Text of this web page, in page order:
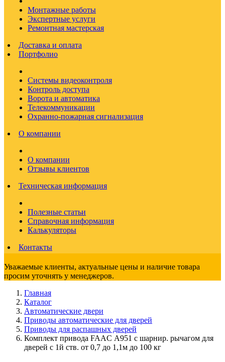
Монтажные работы
Экспертные услуги
Ремонтная мастерская
Доставка и оплата
Портфолио
Системы видеоконтроля
Контроль доступа
Ворота и автоматика
Телекоммуникации
Охранно-пожарная сигнализация
О компании
О компании
Отзывы клиентов
Техническая информация
Полезные статьи
Справочная информация
Калькуляторы
Контакты
Уважаемые клиенты, актуальные цены и наличие товара
просим уточнять у менеджеров.
Главная
Каталог
Автоматические двери
Приводы автоматические для дверей
Приводы для распашных дверей
Комплект привода FAAC А951 с шарнир. рычагом для
дверей с 1й ств. от 0,7 до 1,1м до 100 кг